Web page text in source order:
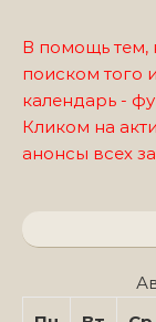
В помощь тем,
поиском того
календарь -
Кликом на
анонсы всех